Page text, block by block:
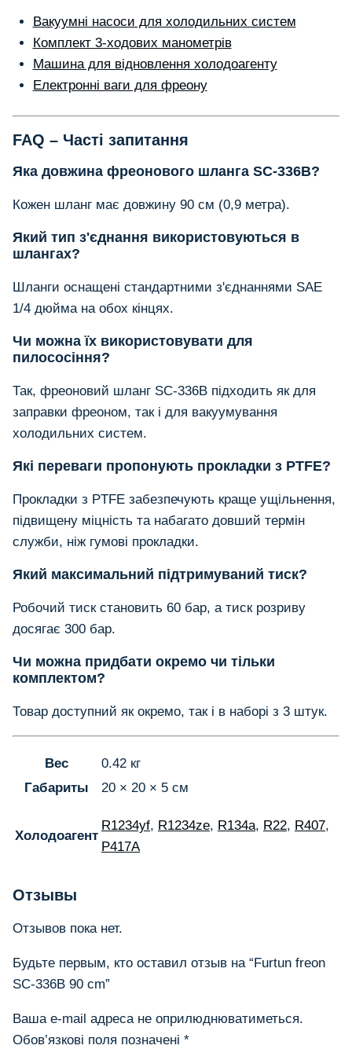
Вакуумні насоси для холодильних систем
Комплект 3-ходових манометрів
Машина для відновлення холодоагенту
Електронні ваги для фреону
FAQ – Часті запитання
Яка довжина фреонового шланга SC-336B?
Кожен шланг має довжину 90 см (0,9 метра).
Який тип з'єднання використовуються в
шлангах?
Шланги оснащені стандартними з'єднаннями SAE
1/4 дюйма на обох кінцях.
Чи можна їх використовувати для
пилососіння?
Так, фреоновий шланг SC-336B підходить як для
заправки фреоном, так і для вакуумування
холодильних систем.
Які переваги пропонують прокладки з PTFE?
Прокладки з PTFE забезпечують краще ущільнення,
підвищену міцність та набагато довший термін
служби, ніж гумові прокладки.
Який максимальний підтримуваний тиск?
Робочий тиск становить 60 бар, а тиск розриву
досягає 300 бар.
Чи можна придбати окремо чи тільки
комплектом?
Товар доступний як окремо, так і в наборі з 3 штук.
Вес
0.42 кг
Габариты
20 × 20 × 5 см
Холодоагент
R1234yf, R1234ze, R134a, R22, R407,
Р417А
Отзывы
Отзывов пока нет.
Будьте первым, кто оставил отзыв на “Furtun freon
SC-336B 90 cm”
Ваша e-mail адреса не оприлюднюватиметься.
Обов’язкові поля позначені *